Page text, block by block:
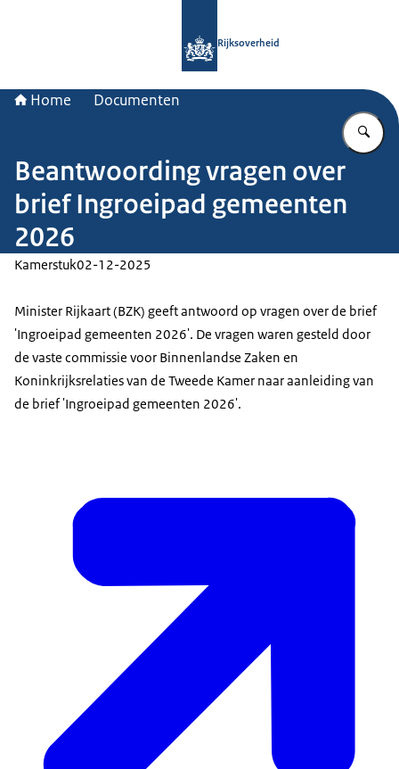
Rijksoverheid
Home Documenten
Beantwoording vragen over
brief Ingroeipad gemeenten
2026
Kamerstuk02-12-2025
Minister Rijkaart (BZK) geeft antwoord op vragen over de brief
'Ingroeipad gemeenten 2026'. De vragen waren gesteld door
de vaste commissie voor Binnenlandse Zaken en
Koninkrijksrelaties van de Tweede Kamer naar aanleiding van
de brief 'Ingroeipad gemeenten 2026'.